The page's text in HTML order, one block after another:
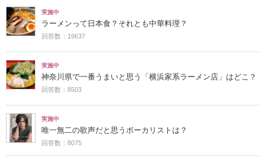
実施中
ラーメンって日本食？それとも中華料理？
回答数：19637
実施中
神奈川県で一番うまいと思う「横浜家系ラーメン店」はどこ？
回答数：8503
実施中
唯一無二の歌声だと思うボーカリストは？
回答数：8075